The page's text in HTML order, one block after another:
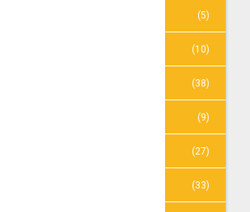
(5)
(10)
(38)
(9)
(27)
(33)